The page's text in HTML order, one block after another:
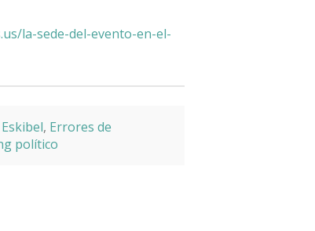
la-sede-del-evento-en-el-
, Errores de
político